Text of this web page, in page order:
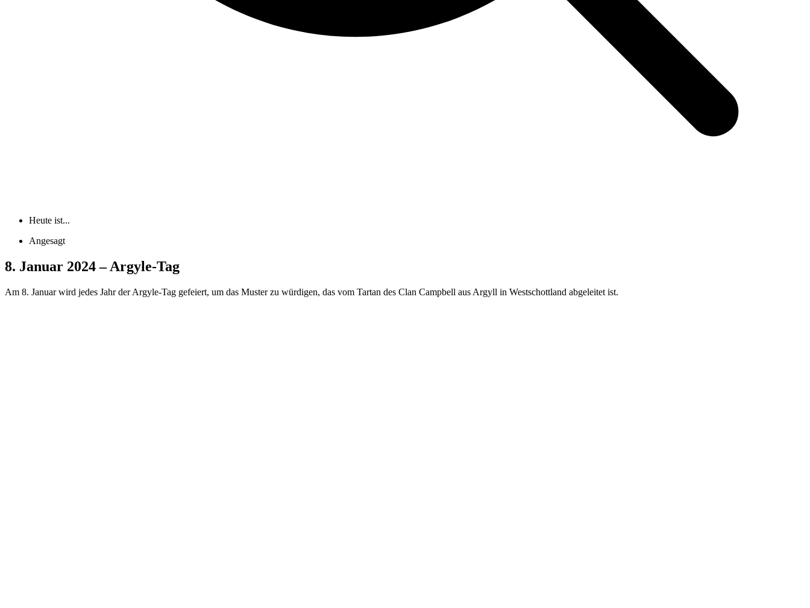
Heute ist...
Angesagt
8. Januar 2024 – Argyle-Tag
Am 8. Januar wird jedes Jahr der Argyle-Tag gefeiert, um das Muster zu würdigen, das vom Tartan des Clan Campbell aus Argyll in Westschottland abgeleitet ist.